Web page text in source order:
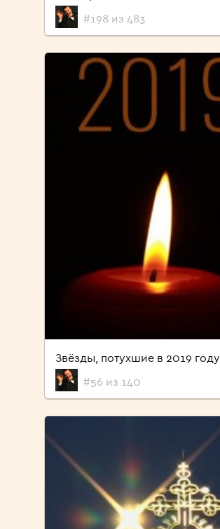
#198 из 483
Звёзды, потухшие в 2019 году
#56 из 140